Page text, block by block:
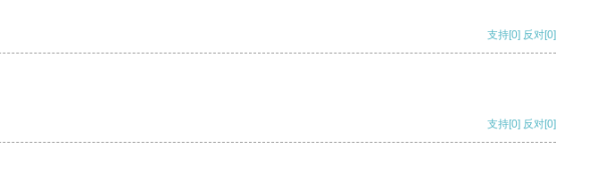
支持[0] 反对[0]
支持[0] 反对[0]